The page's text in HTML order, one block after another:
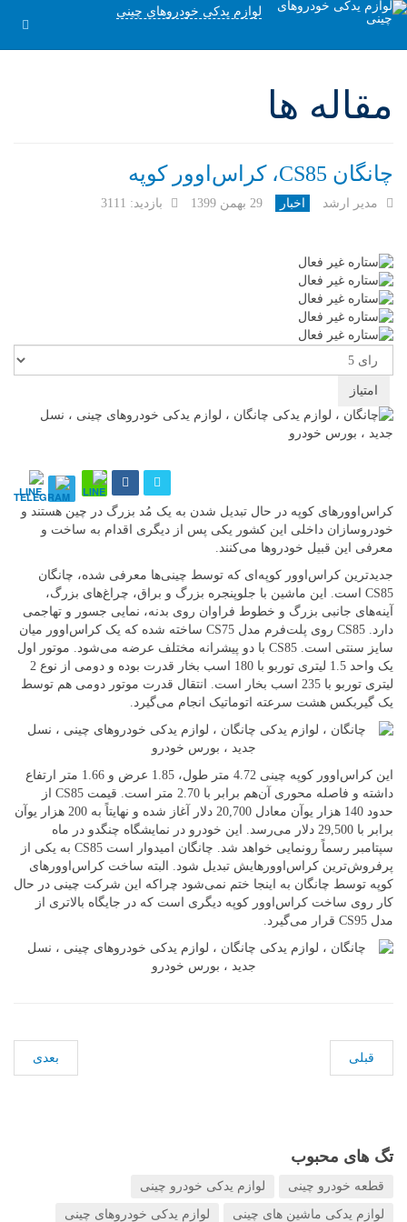
لوازم یدکی خودروهای چینی
مقاله ها
چانگان CS85، کراس‌اوور کوپه
مدیر ارشد اخبار 29 بهمن 1399 بازدید: 3111
لطفا
رای
دهید
کراس‌اوورهای کوپه در حال تبدیل شدن به یک مُد بزرگ در چین هستند و
خودروسازان داخلی این کشور یکی پس از دیگری اقدام به ساخت و
معرفی این قبیل خودروها می‌کنند.
جدیدترین کراس‌اوور کوپه‌ای که توسط چینی‌ها معرفی شده، چانگان
CS85 است. این ماشین با جلوپنجره بزرگ و براق، چراغ‌های بزرگ،
آینه‌های جانبی بزرگ و خطوط فراوان روی بدنه، نمایی جسور و تهاجمی
دارد. CS85 روی پلت‌فرم مدل CS75 ساخته شده که یک کراس‌اوور میان
سایز سنتی است. CS85 با دو پیشرانه مختلف عرضه می‌شود. موتور اول
یک واحد 1.5 لیتری توربو با 180 اسب بخار قدرت بوده و دومی از نوع 2
لیتری توربو با 235 اسب بخار است. انتقال قدرت موتور دومی هم توسط
یک گیربکس هشت سرعته اتوماتیک انجام می‌گیرد.
این کراس‌اوور کوپه چینی 4.72 متر طول، 1.85 عرض و 1.66 متر ارتفاع
داشته و فاصله محوری آن‌هم برابر با 2.70 متر است. قیمت CS85 از
حدود 140 هزار یوآن معادل 20,700 دلار آغاز شده و نهایتاً به 200 هزار یوآن
برابر با 29,500 دلار می‌رسد. این خودرو در نمایشگاه چنگدو در ماه
سپتامبر رسماً رونمایی خواهد شد. چانگان امیدوار است CS85 به یکی از
پرفروش‌ترین کراس‌اوورهایش تبدیل شود. البته ساخت کراس‌اوورهای
کوپه توسط چانگان به اینجا ختم نمی‌شود چراکه این شرکت چینی در حال
کار روی ساخت کراس‌اوور کوپه دیگری است که در جایگاه بالاتری از
مدل CS95 قرار می‌گیرد.
قبلی بعدی
تگ های محبوب
قطعه خودرو چینی لوازم یدکی خودرو چینی
لوازم یدکی ماشین های چینی لوازم یدکی خودروهای چینی